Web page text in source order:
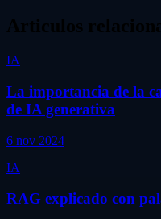
Articulos
IA
La importancia de la
de IA generativa
6 nov 2024
IA
RAG explicado con